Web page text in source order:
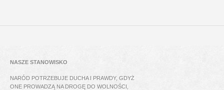
NASZE STANOWISKO
NARÓD POTRZEBUJE DUCHA I PRAWDY, GDYŻ
ONE PROWADZĄ NA DROGĘ DO WOLNOŚCI,